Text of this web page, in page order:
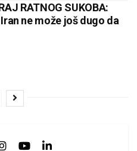
RATNOG SUKOBA:
ne može još dugo da